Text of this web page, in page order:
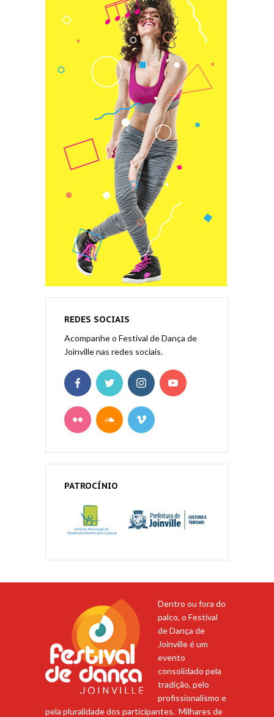
REDES SOCIAIS
Acompanhe o Festival de Dança de
Joinville nas redes sociais.
PATROCÍNIO
Dentro ou fora do
palco, o Festival
de Dança de
Joinville é um
evento
consolidado pela
tradição, pelo
profissionalismo e
pela pluralidade dos participantes. Milhares de